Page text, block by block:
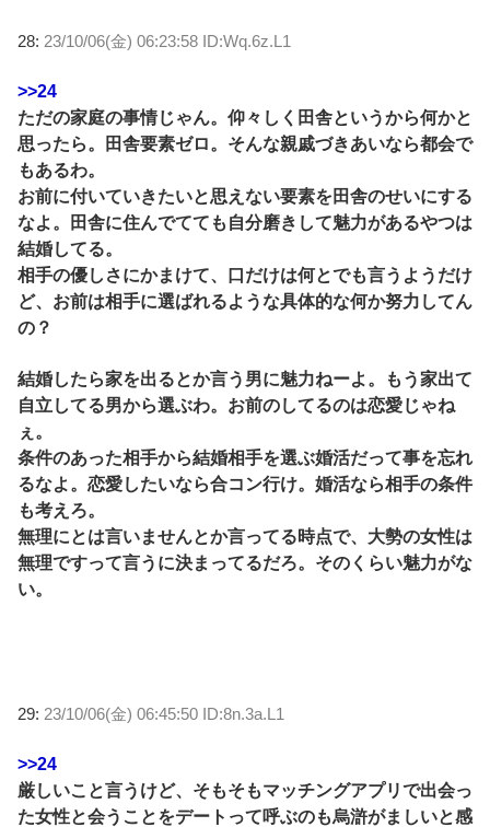
28: 23/10/06(金) 06:23:58 ID:Wq.6z.L1
>>24
ただの家庭の事情じゃん。仰々しく田舎というから何かと
思ったら。田舎要素ゼロ。そんな親戚づきあいなら都会で
もあるわ。
お前に付いていきたいと思えない要素を田舎のせいにする
なよ。田舎に住んでてても自分磨きして魅力があるやつは
結婚してる。
相手の優しさにかまけて、口だけは何とでも言うようだけ
ど、お前は相手に選ばれるような具体的な何か努力してん
の？
結婚したら家を出るとか言う男に魅力ねーよ。もう家出て
自立してる男から選ぶわ。お前のしてるのは恋愛じゃね
ぇ。
条件のあった相手から結婚相手を選ぶ婚活だって事を忘れ
るなよ。恋愛したいなら合コン行け。婚活なら相手の条件
も考えろ。
無理にとは言いませんとか言ってる時点で、大勢の女性は
無理ですって言うに決まってるだろ。そのくらい魅力がな
い。
29: 23/10/06(金) 06:45:50 ID:8n.3a.L1
>>24
厳しいこと言うけど、そもそもマッチングアプリで出会っ
た女性と会うことをデートって呼ぶのも烏滸がましいと感